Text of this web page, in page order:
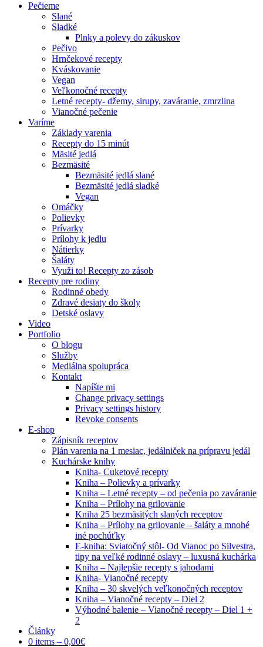
Pečieme
Slané
Sladké
Plnky a polevy do zákuskov
Pečivo
Hrnčekové recepty
Kváskovanie
Vegan
Veľkonočné recepty
Letné recepty- džemy, sirupy, zaváranie, zmrzlina
Vianočné pečenie
Varíme
Základy varenia
Recepty do 15 minút
Mäsité jedlá
Bezmäsité
Bezmäsité jedlá slané
Bezmäsité jedlá sladké
Vegan
Omáčky
Polievky
Prívarky
Prílohy k jedlu
Nátierky
Šaláty
Využi to! Recepty zo zásob
Recepty pre rodiny
Rodinné obedy
Zdravé desiaty do školy
Detské oslavy
Video
Portfolio
O blogu
Služby
Mediálna spolupráca
Kontakt
Napíšte mi
Change privacy settings
Privacy settings history
Revoke consents
E-shop
Zápisník receptov
Plán varenia na 1 mesiac, jedálniček na prípravu jedál
Kuchárske knihy
Kniha- Cuketové recepty
Kniha – Polievky a prívarky
Kniha – Letné recepty – od pečenia po zaváranie
Kniha – Prílohy na grilovanie
Kniha 25 bezmäsitých slaných receptov
Kniha – Prílohy na grilovanie – šaláty a mnohé
iné pochúťky
E-kniha: Sviatočný stôl- Od Vianoc po Silvestra,
tipy na veľké rodinné oslavy – luxusná kuchárka
Kniha – Najlepšie recepty s jahodami
Kniha- Vianočné recepty
Kniha – 30 skvelých veľkonočných receptov
Kniha – Vianočné recepty – Diel 2
Výhodné balenie – Vianočné recepty – Diel 1 +
2
Články
0 items – 0,00€